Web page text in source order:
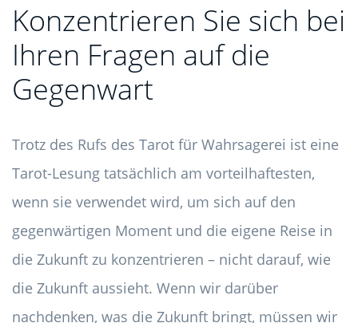
Konzentrieren Sie sich bei
Ihren Fragen auf die
Gegenwart
Trotz des Rufs des Tarot für Wahrsagerei ist eine
Tarot-Lesung tatsächlich am vorteilhaftesten,
wenn sie verwendet wird, um sich auf den
gegenwärtigen Moment und die eigene Reise in
die Zukunft zu konzentrieren – nicht darauf, wie
die Zukunft aussieht. Wenn wir darüber
nachdenken, was die Zukunft bringt, müssen wir